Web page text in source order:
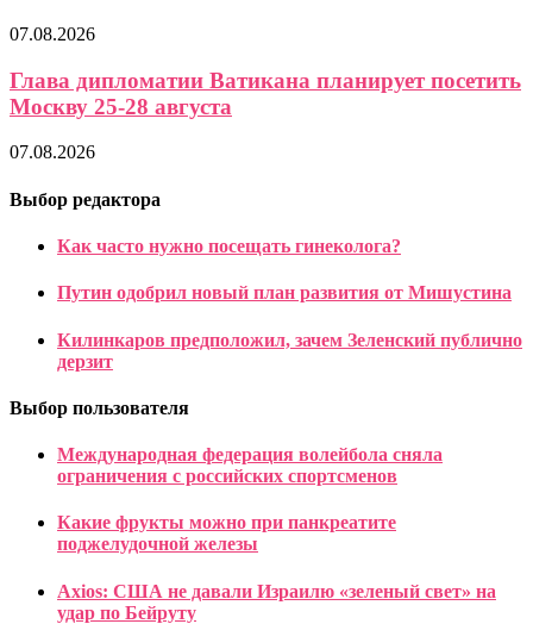
07.08.2026
Глава дипломатии Ватикана планирует посетить
Москву 25-28 августа
07.08.2026
Выбор редактора
Как часто нужно посещать гинеколога?
Путин одобрил новый план развития от Мишустина
Килинкаров предположил, зачем Зеленский публично
дерзит
Выбор пользователя
Международная федерация волейбола сняла
ограничения с российских спортсменов
Какие фрукты можно при панкреатите
поджелудочной железы
Axios: США не давали Израилю «зеленый свет» на
удар по Бейруту